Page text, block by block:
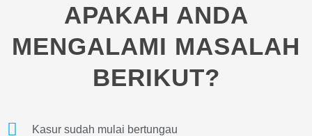
APAKAH ANDA
MENGALAMI MASALAH
BERIKUT?
Kasur sudah mulai bertungau